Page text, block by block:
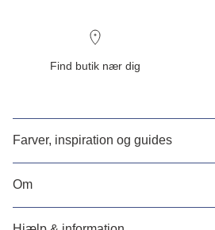
Find butik nær dig
Farver, inspiration og guides
Om